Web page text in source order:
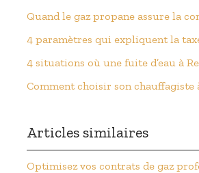
Quand le gaz propane assure la
4 paramètres qui expliquent la
4 situations où une fuite d’eau à
Comment choisir son
Articles similaires
Optimisez vos contrats de gaz